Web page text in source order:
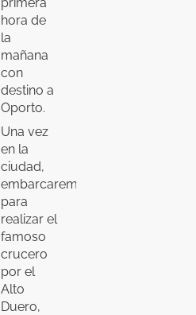
hora de
la
mañana
con
destino a
Oporto.
Una vez
en la
ciudad,
embarcaremos
para
realizar el
famoso
crucero
por el
Alto
Duero,